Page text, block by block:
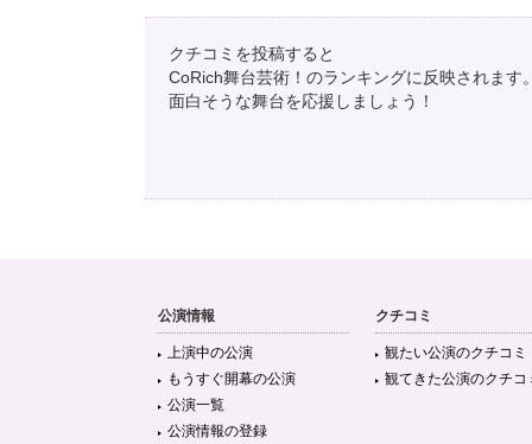
クチコミを投稿すると
CoRich舞台芸術！のランキングに反映されます
面白そうな舞台を応援しましょう！
公演情報
上演中の公演
もうすぐ開幕の公演
公演一覧
公演情報の登録
クチコミ
観たい公演のクチコミ
観てきた公演のクチコ